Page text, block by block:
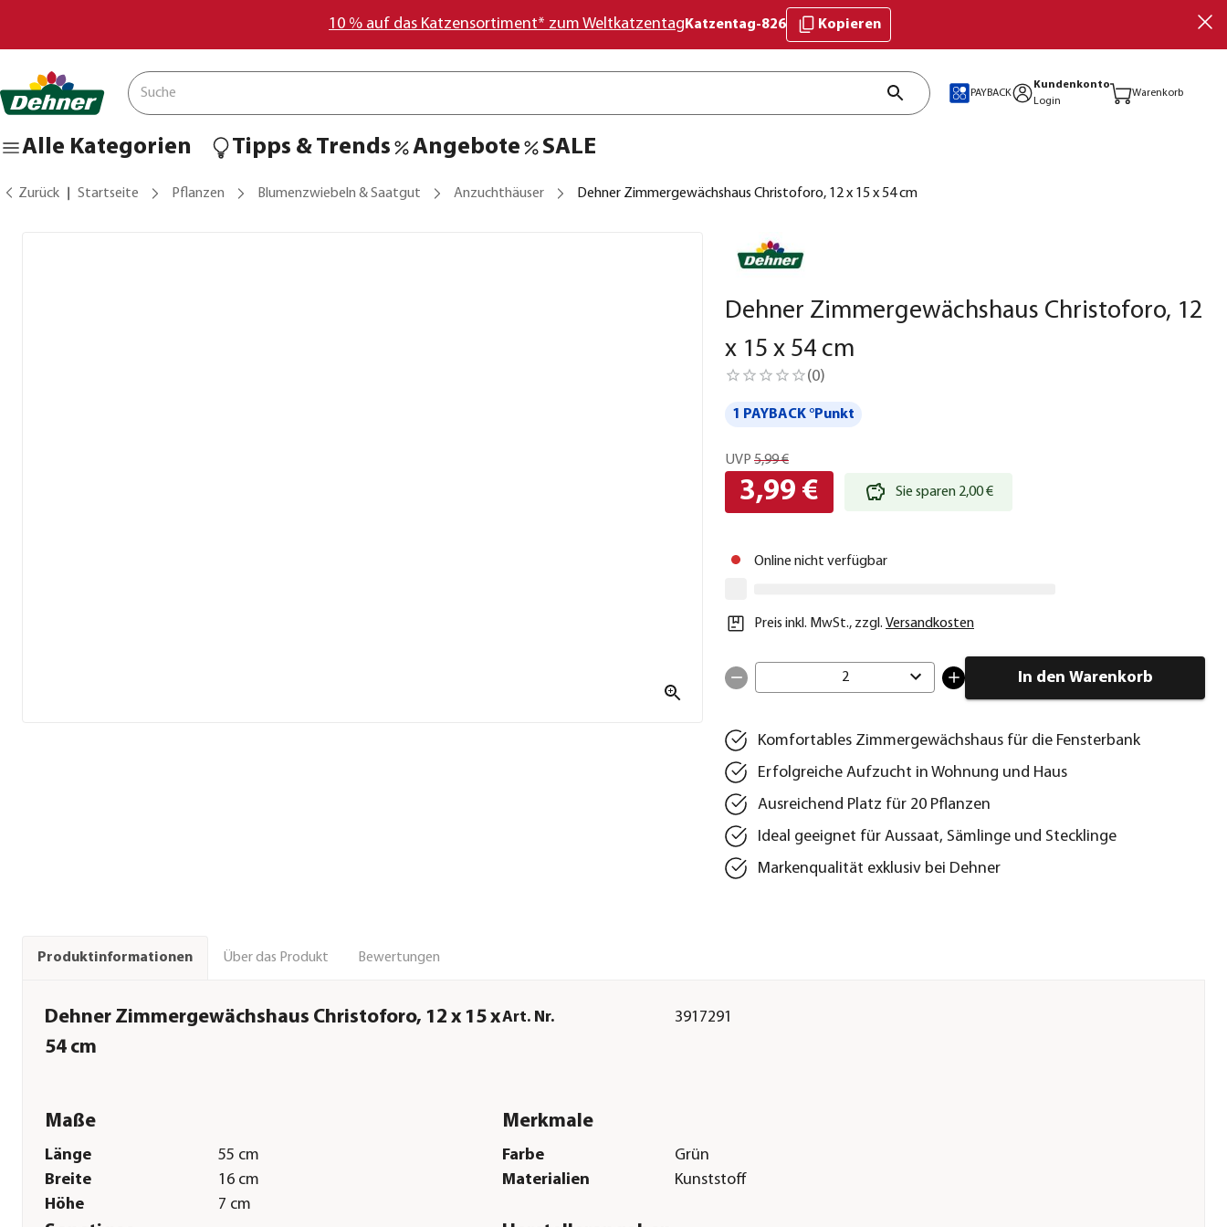
10 % auf das Katzensortiment* zum Weltkatzentag Katzentag-826 Kopieren
PAYBACK
Kundenkonto
Login
Warenkorb
Alle Kategorien Tipps & Trends Angebote SALE
Zurück Startseite Pflanzen Blumenzwiebeln & Saatgut Anzuchthäuser Dehner Zimmergewächshaus Christoforo, 12 x 15 x 54 cm
Dehner Zimmergewächshaus Christoforo, 12
x 15 x 54 cm
(0)
1 PAYBACK °Punkt
UVP 5,99 €
3,99 € Sie sparen 2,00 €
Online nicht verfügbar
Preis inkl. MwSt., zzgl. Versandkosten
2 In den Warenkorb
Komfortables Zimmergewächshaus für die Fensterbank
Erfolgreiche Aufzucht in Wohnung und Haus
Ausreichend Platz für 20 Pflanzen
Ideal geeignet für Aussaat, Sämlinge und Stecklinge
Markenqualität exklusiv bei Dehner
Produktinformationen Über das Produkt Bewertungen
Dehner Zimmergewächshaus Christoforo, 12 x 15 x
54 cm
Art. Nr. 3917291
Maße
Länge
55 cm
Breite
16 cm
Höhe
7 cm
Merkmale
Farbe
Grün
Materialien
Kunststoff